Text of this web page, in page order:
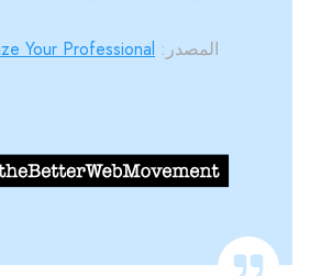
المصدر: Your Professional